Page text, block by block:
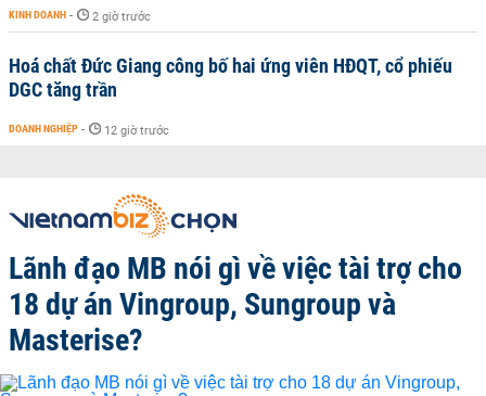
KINH DOANH - 2 giờ trước
Hoá chất Đức Giang công bố hai ứng viên HĐQT, cổ phiếu
DGC tăng trần
DOANH NGHIỆP - 12 giờ trước
Lãnh đạo MB nói gì về việc tài trợ cho
18 dự án Vingroup, Sungroup và
Masterise?